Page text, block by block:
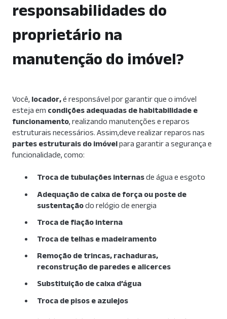
responsabilidades do
proprietário na
manutenção do imóvel?
Você, locador,é responsável por garantir que o imóvel
esteja em condições adequadas de habitabilidade e
funcionamento, realizando manutenções e reparos
estruturais necessários. Assim,deve realizar reparos nas
partes estruturais do imóvelpara garantir a segurança e
funcionalidade, como:
Troca de tubulações internasde água e esgoto
Adequação de caixa de força ou poste de
sustentaçãodo relógio de energia
Troca de fiação interna
Troca de telhas e madeiramento
Remoção de trincas, rachaduras,
reconstrução de paredes e alicerces
Substituição de caixa d’água
Troca de pisos e azulejos